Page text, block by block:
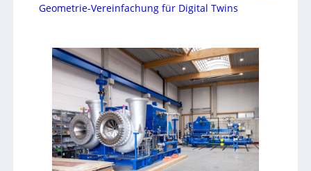
Geometrie-Vereinfachung für Digital Twins